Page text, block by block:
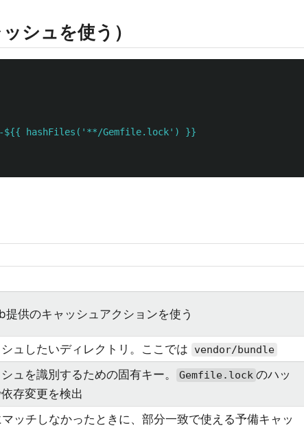
シュを使う）
${{ hashFiles('**/Gemfile.lock') }}
供のキャッシュアクションを使う
ュしたいディレクトリ。ここでは vendor/bundle
ュを識別するための固有キー。 Gemfile.lock のハッ
存変更を検出
ッチしなかったときに、部分一致で使える予備キャッ